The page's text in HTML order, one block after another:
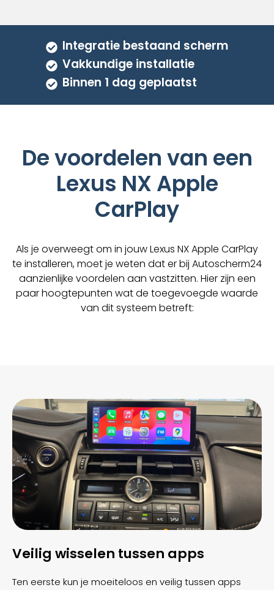
Integratie bestaand scherm
Vakkundige installatie
Binnen 1 dag geplaatst
De voordelen van een
Lexus NX Apple
CarPlay
Als je overweegt om in jouw Lexus NX Apple CarPlay
te installeren, moet je weten dat er bij Autoscherm24
aanzienlijke voordelen aan vastzitten. Hier zijn een
paar hoogtepunten wat de toegevoegde waarde
van dit systeem betreft:
Veilig wisselen tussen apps
Ten eerste kun je moeiteloos en veilig tussen apps